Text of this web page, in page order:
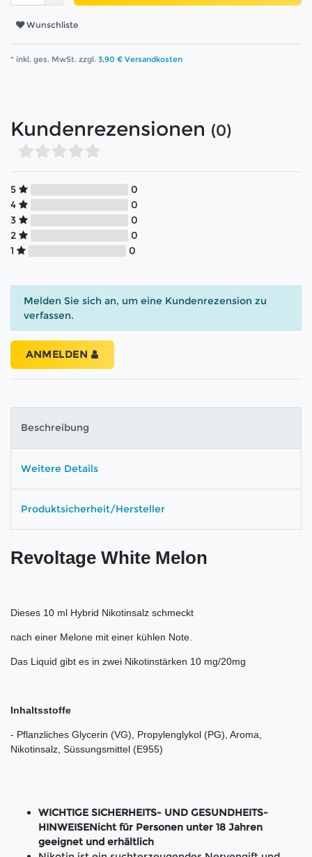
Wunschliste
* inkl. ges. MwSt. zzgl. 3,90 € Versandkosten
Kundenrezensionen (0)
5
0
4
0
3
0
2
0
1
0
Melden Sie sich an, um eine Kundenrezension zu
verfassen.
ANMELDEN
Beschreibung
Weitere Details
Produktsicherheit/Hersteller
Revoltage White Melon
Dieses 10 ml Hybrid Nikotinsalz schmeckt
nach einer Melone mit einer kühlen Note.
Das Liquid gibt es in zwei Nikotinstärken 10 mg/20mg
Inhaltsstoffe
- Pflanzliches Glycerin (VG), Propylenglykol (PG), Aroma,
Nikotinsalz, Süssungsmittel (E955)
WICHTIGE SICHERHEITS- UND GESUNDHEITS-
HINWEISENicht für Personen unter 18 Jahren
geeignet und erhältlich